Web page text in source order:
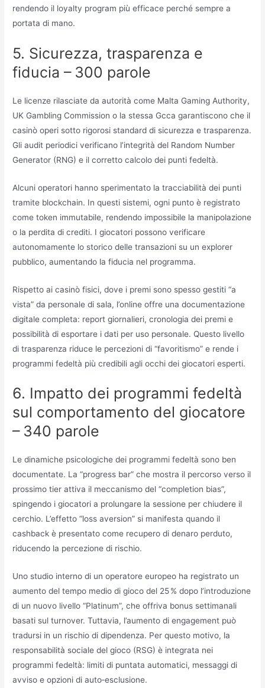
rendendo il loyalty program più efficace perché sempre a
portata di mano.
5. Sicurezza, trasparenza e
fiducia – 300 parole
Le licenze rilasciate da autorità come Malta Gaming Authority,
UK Gambling Commission o la stessa Gcca garantiscono che il
casinò operi sotto rigorosi standard di sicurezza e trasparenza.
Gli audit periodici verificano l’integrità del Random Number
Generator (RNG) e il corretto calcolo dei punti fedeltà.
Alcuni operatori hanno sperimentato la tracciabilità dei punti
tramite blockchain. In questi sistemi, ogni punto è registrato
come token immutabile, rendendo impossibile la manipolazione
o la perdita di crediti. I giocatori possono verificare
autonomamente lo storico delle transazioni su un explorer
pubblico, aumentando la fiducia nel programma.
Rispetto ai casinò fisici, dove i premi sono spesso gestiti “a
vista” da personale di sala, l’online offre una documentazione
digitale completa: report giornalieri, cronologia dei premi e
possibilità di esportare i dati per uso personale. Questo livello
di trasparenza riduce le percezioni di “favoritismo” e rende i
programmi fedeltà più credibili agli occhi dei giocatori esperti.
6. Impatto dei programmi fedeltà
sul comportamento del giocatore
– 340 parole
Le dinamiche psicologiche dei programmi fedeltà sono ben
documentate. La “progress bar” che mostra il percorso verso il
prossimo tier attiva il meccanismo del “completion bias”,
spingendo i giocatori a prolungare la sessione per chiudere il
cerchio. L’effetto “loss aversion” si manifesta quando il
cashback è presentato come recupero di denaro perduto,
riducendo la percezione di rischio.
Uno studio interno di un operatore europeo ha registrato un
aumento del tempo medio di gioco del 25 % dopo l’introduzione
di un nuovo livello “Platinum”, che offriva bonus settimanali
basati sul turnover. Tuttavia, l’aumento di engagement può
tradursi in un rischio di dipendenza. Per questo motivo, la
responsabilità sociale del gioco (RSG) è integrata nei
programmi fedeltà: limiti di puntata automatici, messaggi di
avviso e opzioni di auto‑esclusione.